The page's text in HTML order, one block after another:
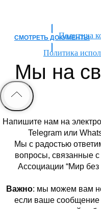
⇩
РЕЕСТР АМТ МБГ
СМОТРЕТЬ ДОКУМЕНТЫ
Мы на
Напишите нам на
Telegram или
Мы с радостью
вопросы, связанные с
Ассоциации “Мир без
Важно: мы можем вам
если ваше сообщение
Политика
Политика